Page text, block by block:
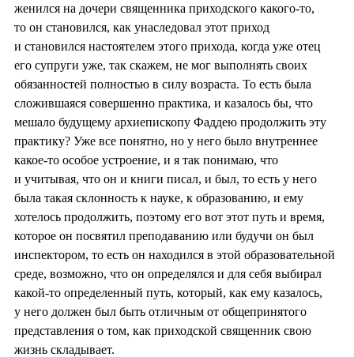
женился на дочери священника приходского какого-то,
то он становился, как унаследовал этот приход
и становился настоятелем этого прихода, когда уже отец
его супруги уже, так скажем, не мог выполнять своих
обязанностей полностью в силу возраста. То есть была
сложившаяся совершенно практика, и казалось бы, что
мешало будущему архиепископу Фаддею продолжить эту
практику? Уже все понятно, но у него было внутреннее
какое-то особое устроение, и я так понимаю, что
и учитывая, что он и книги писал, и был, то есть у него
была такая склонность к науке, к образованию, и ему
хотелось продолжить, поэтому его вот этот путь и время,
которое он посвятил преподаванию или будучи он был
инспектором, то есть он находился в этой образовательной
среде, возможно, что он определялся и для себя выбирал
какой-то определенный путь, который, как ему казалось,
у него должен был быть отличным от общепринятого
представления о том, как приходской священник свою
жизнь складывает.